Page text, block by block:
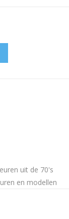
uit de 70's
en modellen
stoer,